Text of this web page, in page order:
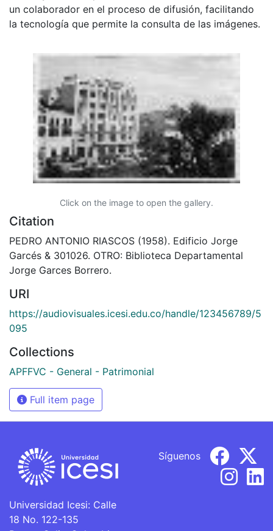
un colaborador en el proceso de difusión, facilitando
la tecnología que permite la consulta de las imágenes.
Click on the image to open the gallery.
Citation
PEDRO ANTONIO RIASCOS (1958). Edificio Jorge
Garcés & 301026. OTRO: Biblioteca Departamental
Jorge Garces Borrero.
URI
https://audiovisuales.icesi.edu.co/handle/123456789/5
095
Collections
APFFVC - General - Patrimonial
Full item page
Universidad Icesi: Calle
18 No. 122-135
Síguenos